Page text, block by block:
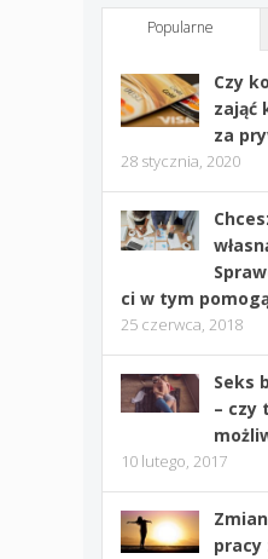
Popularne
Czy
zająć
za
28 stycznia, 2020
ci w tym
25 czerwca, 2018
Seks
– czy
10 lutego, 2017
pracy